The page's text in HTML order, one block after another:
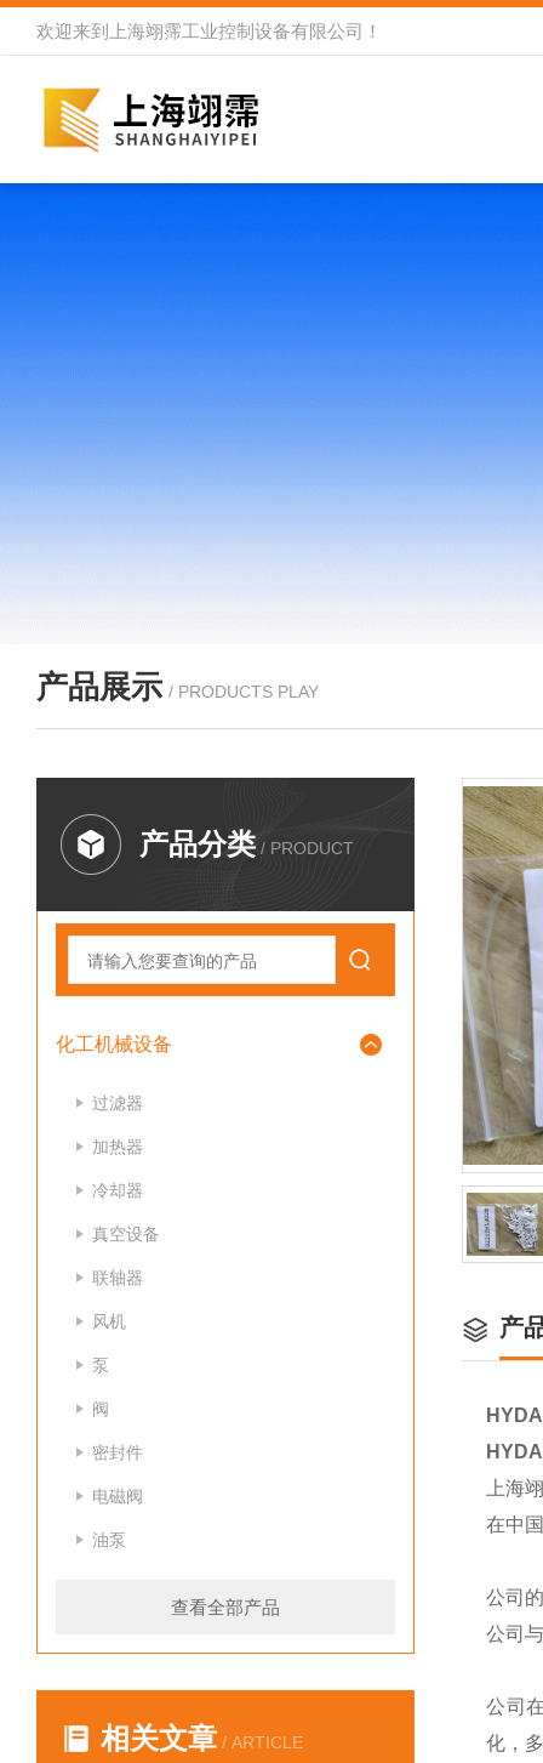
欢迎来到 上海翊霈工业控制设备有限公司 ！
产品展示 / PRODUCTS PLAY
产品分类 / PRODUCT
化工机械设备
过滤器
加热器
冷却器
真空设备
联轴器
风机
泵
阀
密封件
电磁阀
油泵
查看全部产品
相关文章 / ARTICLE
产
上海
在中
公司
公司
公司
化，